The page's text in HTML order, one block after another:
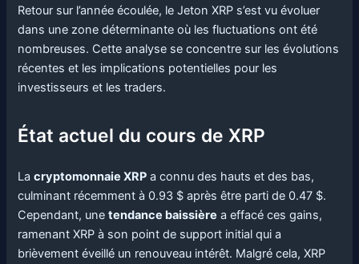
Retour sur l’année écoulée, le Jeton XRP s’est vu évoluer
dans une zone déterminante où les fluctuations ont été
nombreuses. Cette analyse se concentre sur les évolutions
récentes et les implications potentielles pour les
investisseurs et les traders.
État actuel du cours de XRP
Lacryptomonnaie XRP a connu des hauts et des bas,
culminant récemment à 0.93 $ après être parti de 0.47 $.
Cependant, unetendance baissière a effacé ces gains,
ramenant XRP à son point de support initial qui a
brièvement éveillé un renouveau intérêt. Malgré cela, XRP